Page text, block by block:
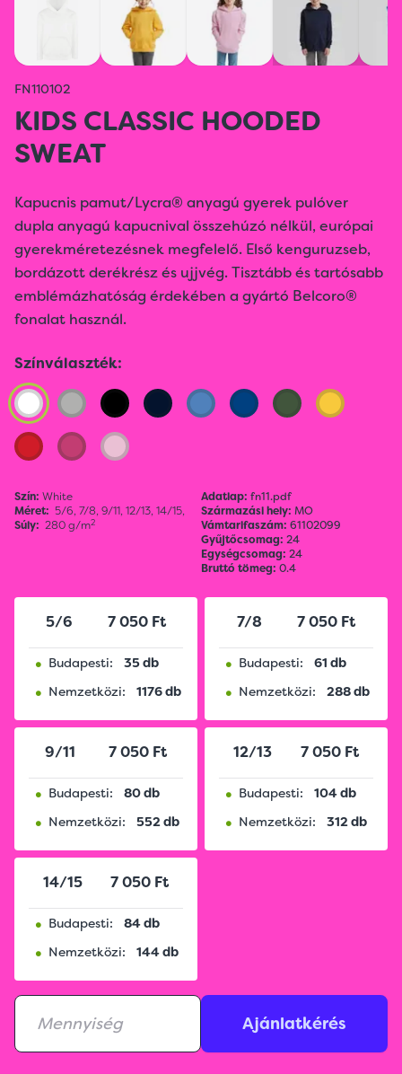
FN110102
KIDS CLASSIC HOODED
SWEAT
Kapucnis pamut/Lycra® anyagú gyerek pulóver
dupla anyagú kapucnival összehúzó nélkül, európai
gyerekméretezésnek megfelelő. Első kenguruzseb,
bordázott derékrész és ujjvég. Tisztább és tartósabb
emblémázhatóság érdekében a gyártó Belcoro®
fonalat használ.
Színválaszték:
Szín: White
Méret: 5/6,7/8,9/11,12/13,14/15,
Súly: 280 g/m2
Adatlap: fn11.pdf
Származási hely: MO
Vámtarifaszám: 61102099
Gyűjtőcsomag: 24
Egységcsomag: 24
Bruttó tömeg: 0.4
5/6 7 050 Ft
• Budapesti: 35 db
• Nemzetközi: 1176 db
7/8 7 050 Ft
• Budapesti: 61 db
• Nemzetközi: 288 db
9/11 7 050 Ft
• Budapesti: 80 db
• Nemzetközi: 552 db
12/13 7 050 Ft
• Budapesti: 104 db
• Nemzetközi: 312 db
14/15 7 050 Ft
• Budapesti: 84 db
• Nemzetközi: 144 db
Ajánlatkérés